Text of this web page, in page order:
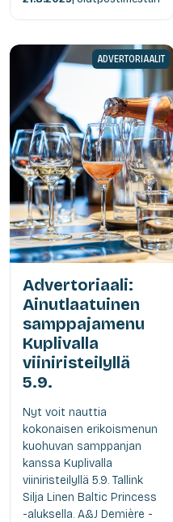
ADVERTORIAALIT
Advertoriaali:
Ainutlaatuinen
samppajamenu
Kuplivalla
viiniristeilyllä
5.9.
Nyt voit nauttia
kokonaisen erikoismenun
kuohuvan samppanjan
kanssa Kuplivalla
viiniristeilyllä 5.9. Tallink
Silja Linen Baltic Princess
-aluksella. A&J Demière -